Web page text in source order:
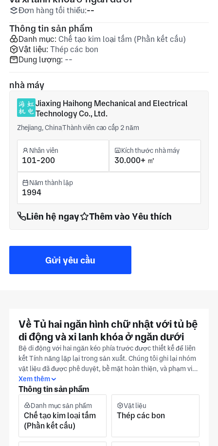
Đơn hàng tối thiểu:--
Thông tin sản phẩm
Danh mục: Chế tạo kim loại tấm (Phần kết cấu)
Vật liệu: Thép các bon
Dung lượng: --
nhà máy
Jiaxing Haihong Mechanical and Electrical
Technology Co., Ltd.
Zhejiang, ChinaThành viên cao cấp 2 năm
Nhân viên
101-200
Kích thước nhà máy
30.000+ ㎡
Năm thành lập
1994
Liên hệ ngay Thêm vào Yêu thích
Gửi yêu cầu
Về Tủ hai ngăn hình chữ nhật với tủ bệ
di động và xi lanh khóa ở ngăn dưới
Bệ di động với hai ngăn kéo phía trước được thiết kế để liên
kết Tính năng lặp lại trong sản xuất. Chúng tôi ghi lại nhóm
vật liệu đã được phê duyệt, bề mặt hoàn thiện, và phạm vi
dung sai chính như các mục kiểm tra được xác định khi phát
hành. Khi nhận được bản vẽ Kích thước tham chiếu của
kiểm soát này trước khi khởi động; cung cấp một tập tin
CAD hiện tại để xem xét giao diện khi có sẵn. Pinghu
Production (ISO 9001) hỗ trợ các hoạt động lắp ráp và kim
loại tấm tích hợp. Sản xuất hỗ trợ các yêu cầu quân sự, tự
Xem thêm
Thông tin sản phẩm
Danh mục sản phẩm
Chế tạo kim loại tấm
(Phần kết cấu)
Vật liệu
Thép các bon